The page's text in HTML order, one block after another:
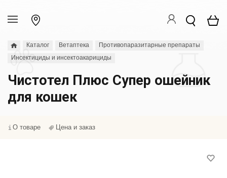
Каталог Ветаптека
Противопаразитарные препараты
Инсектициды и инсектоакарициды
Чистотел Плюс Супер ошейник
для кошек
О товаре Цена и заказ